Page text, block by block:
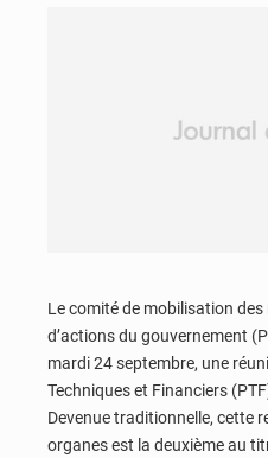
Le comité de mobilisation
d’actions du gouvernement
mardi 24 septembre, une
Techniques et Financiers
Devenue traditionnelle, cette
organes est la deuxième au